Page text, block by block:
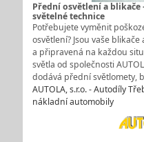
Přední osvětlení a
světelné technice
Potřebujete vyměnit
osvětlení? Jsou vaše
a připravená na každou
světla od společnosti
dodává přední světlomety,
AUTOLA, s.r.o. - Autodíly
nákladní automobily